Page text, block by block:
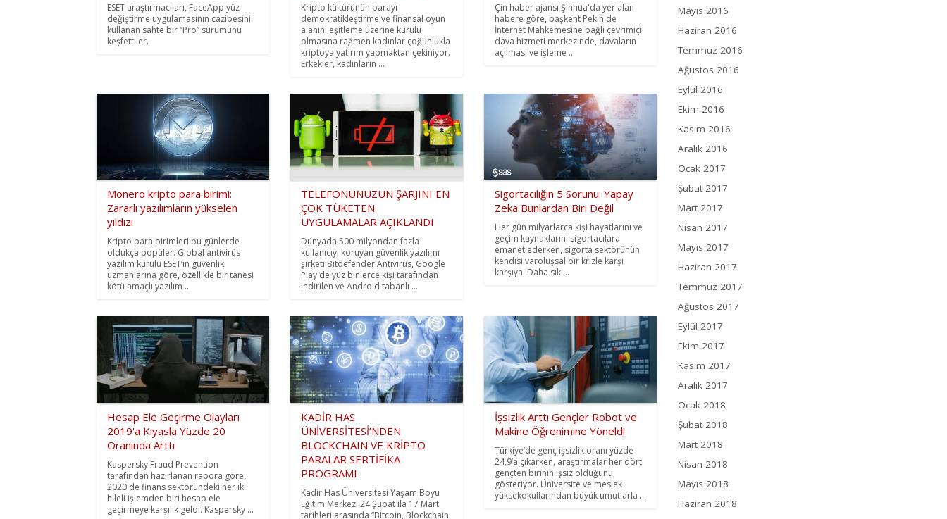
ESET araştırmacıları, FaceApp yüz
değiştirme uygulamasının cazibesini
kullanan sahte bir “Pro” sürümünü
keşfettiler.
Kripto kültürünün parayı
demokratikleştirme ve finansal oyun
alanını eşitleme üzerine kurulu
olmasına rağmen kadınlar çoğunlukla
kriptoya yatırım yapmaktan çekiniyor.
Erkekler, kadınların ...
Çin haber ajansı Şinhua'da yer alan
habere göre, başkent Pekin'de
İnternet Mahkemesine bağlı çevrimiçi
dava hizmeti merkezinde, davaların
açılması ve işleme ...
Monero kripto para birimi:
Zararlı yazılımların yükselen
yıldızı
Kripto para birimleri bu günlerde
oldukça popüler. Global antivirüs
yazılım kurulu ESET’in güvenlik
uzmanlarına göre, özellikle bir tanesi
kötü amaçlı yazılım ...
TELEFONUNUZUN ŞARJINI EN
ÇOK TÜKETEN
UYGULAMALAR AÇIKLANDI
Dünyada 500 milyondan fazla
kullanıcıyı koruyan güvenlik yazılımı
şirketi Bitdefender Antivirüs, Google
Play'de yüz binlerce kişi tarafından
indirilen ve Android tabanlı ...
Sigortacılığın 5 Sorunu: Yapay
Zeka Bunlardan Biri Değil
Her gün milyarlarca kişi hayatlarını ve
geçim kaynaklarını sigortacılara
emanet ederken, sigorta sektörünün
kendisi varoluşsal bir krizle karşı
karşıya. Daha sık ...
Hesap Ele Geçirme Olayları
2019'a Kıyasla Yüzde 20
Oranında Arttı
Kaspersky Fraud Prevention
tarafından hazırlanan rapora göre,
2020'de finans sektöründeki her iki
hileli işlemden biri hesap ele
geçirmeye karşılık geldi. Kaspersky ...
KADİR HAS
ÜNİVERSİTESİ’NDEN
BLOCKCHAIN VE KRİPTO
PARALAR SERTİFİKA
PROGRAMI
Kadir Has Üniversitesi Yaşam Boyu
Eğitim Merkezi 24 Şubat ila 17 Mart
tarihleri arasında “Bitcoin, Blockchain
İşsizlik Arttı Gençler Robot ve
Makine Öğrenimine Yöneldi
Türkiye’de genç işsizlik oranı yüzde
24,9’a çıkarken, araştırmalar her dört
gençten birinin işsiz olduğunu
gösteriyor. Üniversite ve meslek
yüksekokullarından büyük umutlarla ...
Mayıs 2016
Haziran 2016
Temmuz 2016
Ağustos 2016
Eylül 2016
Ekim 2016
Kasım 2016
Aralık 2016
Ocak 2017
Şubat 2017
Mart 2017
Nisan 2017
Mayıs 2017
Haziran 2017
Temmuz 2017
Ağustos 2017
Eylül 2017
Ekim 2017
Kasım 2017
Aralık 2017
Ocak 2018
Şubat 2018
Mart 2018
Nisan 2018
Mayıs 2018
Haziran 2018